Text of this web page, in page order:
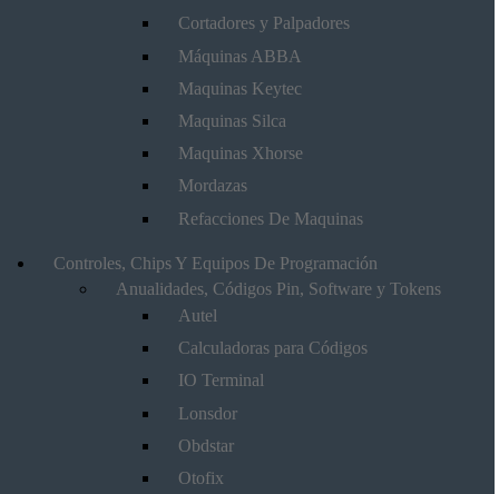
Cortadores y Palpadores
Máquinas ABBA
Maquinas Keytec
Maquinas Silca
Maquinas Xhorse
Mordazas
Refacciones De Maquinas
Controles, Chips Y Equipos De Programación
Anualidades, Códigos Pin, Software y Tokens
Autel
Calculadoras para Códigos
IO Terminal
Lonsdor
Obdstar
Otofix